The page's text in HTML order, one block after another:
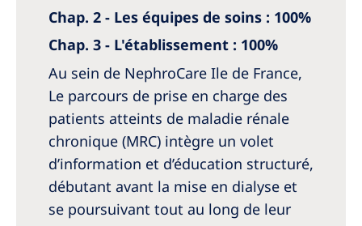
Slovakia
Slovenia
Spain
Sweden
Switzerland
United Kingdom
Chap. 2 - Les équipes de soins : 100%
Chap. 3 - L'établissement : 100%
Au sein de NephroCare Ile de France,
Le parcours de prise en charge des
patients atteints de maladie rénale
chronique (MRC) intègre un volet
d’information et d’éducation structuré,
débutant avant la mise en dialyse et
se poursuivant tout au long de leur